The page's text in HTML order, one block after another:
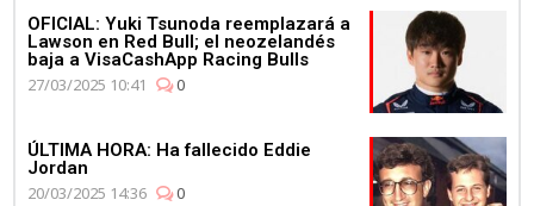
OFICIAL: Yuki Tsunoda reemplazará a
Lawson en Red Bull; el neozelandés
baja a VisaCashApp Racing Bulls
27/03/2025 10:41
0
ÚLTIMA HORA: Ha fallecido Eddie
Jordan
20/03/2025 14:36
0